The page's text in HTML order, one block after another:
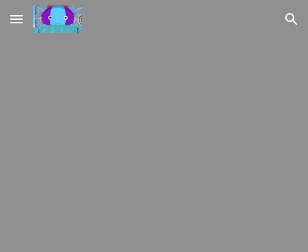
Skip to main content Skip to navigation